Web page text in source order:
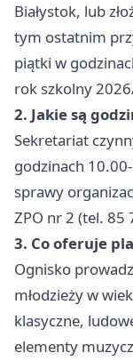
Białystok, lub
tym ostatnim
piątki w
rok szkolny
2. Jakie są
Sekretariat
godzinach
sprawy
ZPO nr 2 (tel. 85
3. Co oferuje
Ognisko
młodzieży w
klasyczne,
elementy